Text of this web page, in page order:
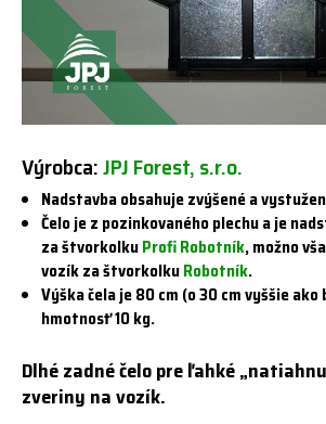
Výrobca:JPJ Forest, s.r.o.
Nadstavba obsahuje zvýšené a
Čelo je z pozinkovaného plechu a je
za štvorkolkuProfi Robotník, možno
vozík za štvorkolkuRobotník.
Výška čela je 80 cm (o 30 cm vyššie ako
hmotnosť 10 kg.
Dlhé zadné čelo pre ľahké
zveriny na vozík.